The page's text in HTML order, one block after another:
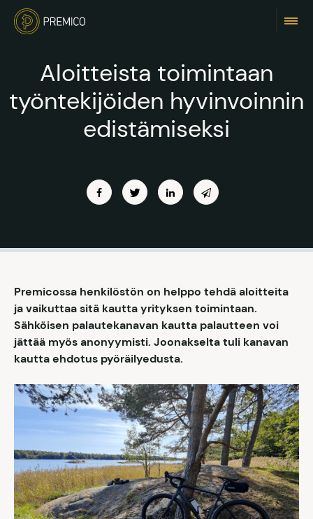
Aloitteista toimintaan
työntekijöiden hyvinvoinnin
edistämiseksi
Premicossa henkilöstön on helppo tehdä aloitteita
ja vaikuttaa sitä kautta yrityksen toimintaan.
Sähköisen palautekanavan kautta palautteen voi
jättää myös anonyymisti. Joonakselta tuli kanavan
kautta ehdotus pyöräilyedusta.